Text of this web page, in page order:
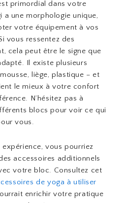
primordial dans votre
a une morphologie unique,
votre équipement à vos
vous ressentez des
cela peut être le signe que
Il existe plusieurs
liège, plastique – et
le mieux à votre confort
N’hésitez pas à
blocs pour voir ce qui
vous.
vous pourriez
accessoires additionnels
votre bloc. Consultez cet
de yoga à utiliser
enrichir votre pratique